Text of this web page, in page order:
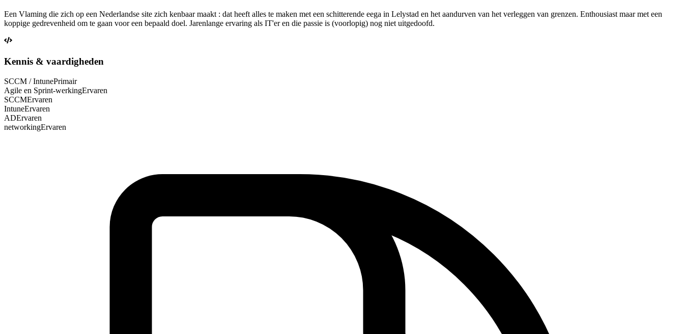
Een Vlaming die zich op een Nederlandse site zich kenbaar maakt : dat heeft alles te maken met een schitterende eega in Lelystad en het aandurven van het verleggen van grenzen. Enthousiast maar met een
koppige gedrevenheid om te gaan voor een bepaald doel. Jarenlange ervaring als IT'er en die passie is (voorlopig) nog niet uitgedoofd.
Kennis & vaardigheden
SCCM / IntunePrimair
Agile en Sprint-werkingErvaren
SCCMErvaren
IntuneErvaren
ADErvaren
networkingErvaren